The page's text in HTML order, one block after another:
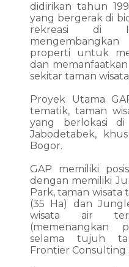
didirikan tahun
yang bergerak di
rekreasi di
properti untuk
dan
sekitar taman
Proyek Utama
tematik, taman
yang berlokasi
Jabodetabek,
Bogor.
GAP memiliki
dengan memiliki
Park, taman wisata
(35 Ha) dan
wisata air
(memenangkan
selama tujuh
Frontier Consulting